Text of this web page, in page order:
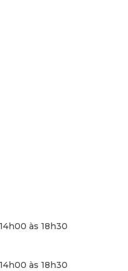
às 18h30
às 18h30